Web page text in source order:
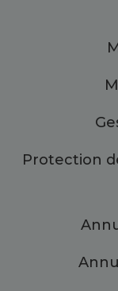
Protection